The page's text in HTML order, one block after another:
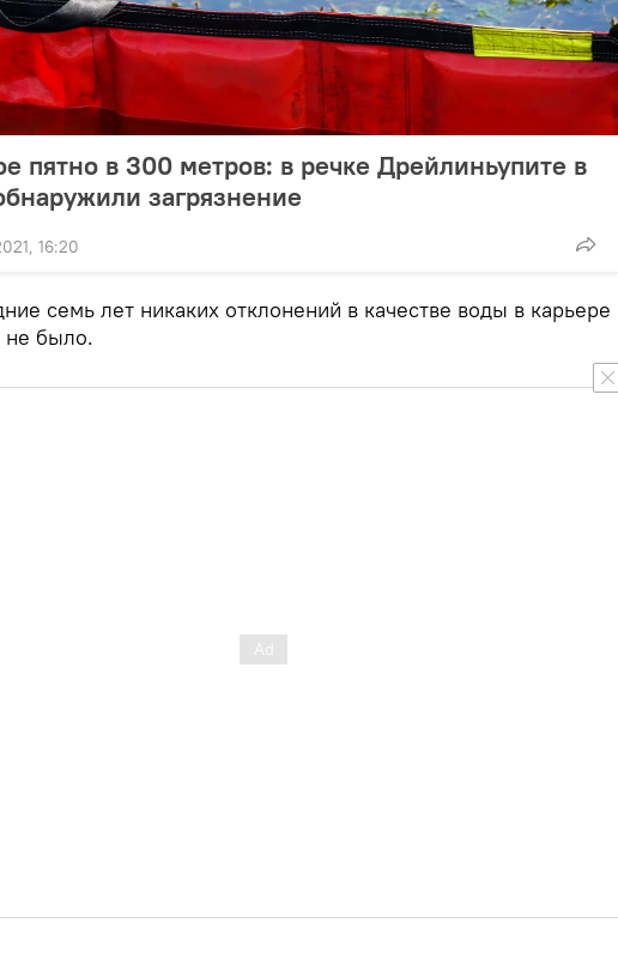
пятно в 300 метров: в речке Дрейлиньупите в
загрязнение
16:20
семь лет никаких отклонений в качестве воды в карьере
не было.